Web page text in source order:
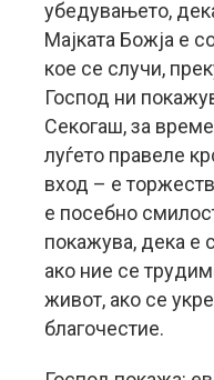
убедувањето,
Мајката Божја е
кое се случи,
Господ ни
Секогаш, за
луѓето правеле
вход – е
е посебно
покажува, дека е
ако ние се
живот, ако се
благочестие.